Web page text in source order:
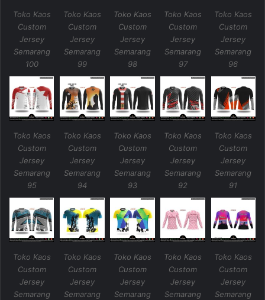
Toko Kaos
Custom
Jersey
Semarang
100
Toko Kaos
Custom
Jersey
Semarang
99
Toko Kaos
Custom
Jersey
Semarang
98
Toko Kaos
Custom
Jersey
Semarang
97
Toko Kaos
Custom
Jersey
Semarang
96
Toko Kaos
Custom
Jersey
Semarang
95
Toko Kaos
Custom
Jersey
Semarang
94
Toko Kaos
Custom
Jersey
Semarang
93
Toko Kaos
Custom
Jersey
Semarang
92
Toko Kaos
Custom
Jersey
Semarang
91
Toko Kaos
Custom
Jersey
Semarang
Toko Kaos
Custom
Jersey
Semarang
Toko Kaos
Custom
Jersey
Semarang
Toko Kaos
Custom
Jersey
Semarang
Toko Kaos
Custom
Jersey
Semarang